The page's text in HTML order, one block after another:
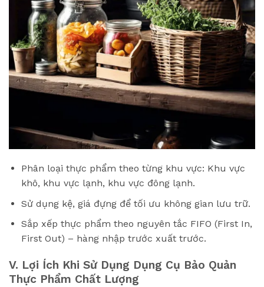
Phân loại thực phẩm theo từng khu vực: Khu vực
khô, khu vực lạnh, khu vực đông lạnh.
Sử dụng kệ, giá đựng để tối ưu không gian lưu trữ.
Sắp xếp thực phẩm theo nguyên tắc FIFO (First In,
First Out) – hàng nhập trước xuất trước.
V. Lợi Ích Khi Sử Dụng Dụng Cụ Bảo Quản
Thực Phẩm Chất Lượng